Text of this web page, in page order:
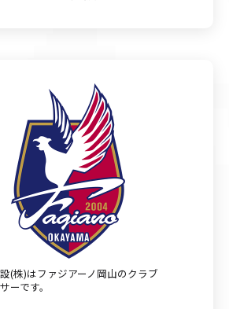
(株)はファジアーノ岡山のクラブ
ーです。